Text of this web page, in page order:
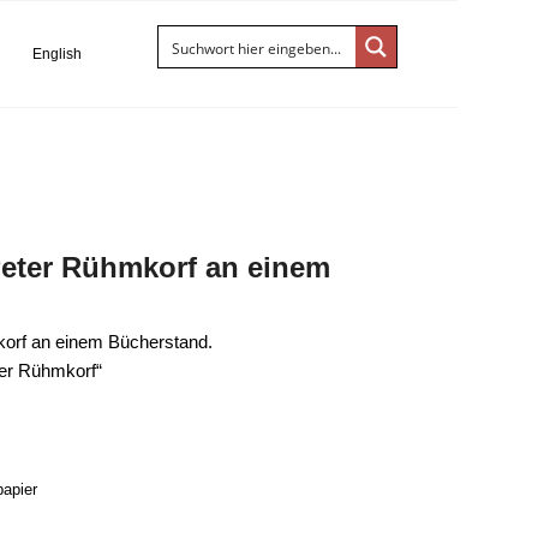
English
Rühmkorf an einem
an einem Bücherstand.
Rühmkorf“